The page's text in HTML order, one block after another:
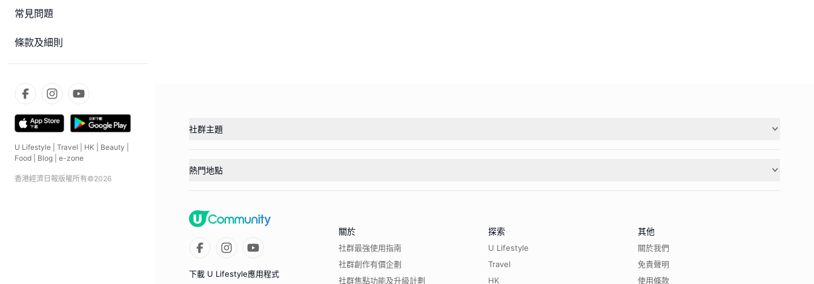
常見問題
條款及細則
U Lifestyle Travel HK Beauty
Food
Blog e-zone
香港經濟日報版權所有©2026
社群主題
熱門地點
下載 U Lifestyle應用程式
關於
社群最強使用指南
社群創作有價企劃
社群焦點功能及升級計劃
探索
U Lifestyle
Travel
HK
其他
關於我們
免責聲明
使用條款